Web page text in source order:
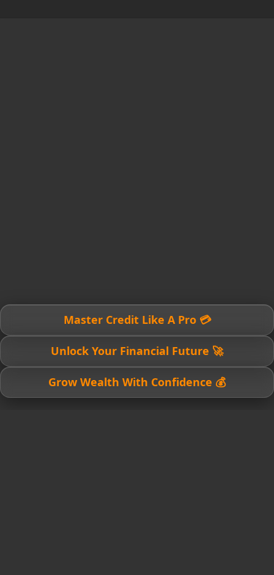
💳 Master Credit Like A Pro
🚀 Unlock Your Financial Future
💰 Grow Wealth With Confidence